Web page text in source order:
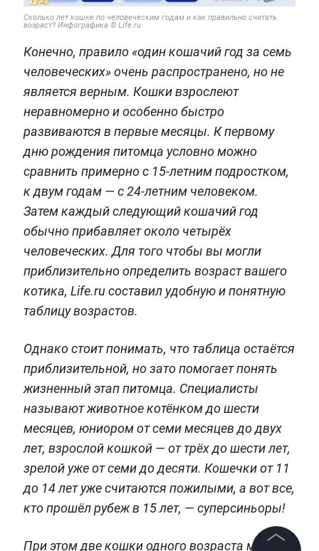
Сколько лет кошке по человеческим годам и как правильно считать
возраст? Инфографика © Life.ru
Конечно, правило «один кошачий год за семь
человеческих» очень распространено, но не
является верным. Кошки взрослеют
неравномерно и особенно быстро
развиваются в первые месяцы. К первому
дню рождения питомца условно можно
сравнить примерно с 15-летним подростком,
к двум годам — с 24-летним человеком.
Затем каждый следующий кошачий год
обычно прибавляет около четырёх
человеческих. Для того чтобы вы могли
приблизительно определить возраст вашего
котика, Life.ru составил удобную и понятную
таблицу возрастов.
Однако стоит понимать, что таблица остаётся
приблизительной, но зато помогает понять
жизненный этап питомца. Специалисты
называют животное котёнком до шести
месяцев, юниором от семи месяцев до двух
лет, взрослой кошкой — от трёх до шести лет,
зрелой уже от семи до десяти. Кошечки от 11
до 14 лет уже считаются пожилыми, а вот все,
кто прошёл рубеж в 15 лет, — суперсиньоры!
При этом две кошки одного возраста могут